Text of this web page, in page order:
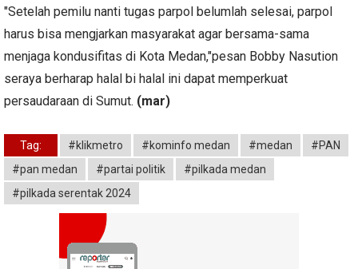
"Setelah pemilu nanti tugas parpol belumlah selesai, parpol
harus bisa mengjarkan masyarakat agar bersama-sama
menjaga kondusifitas di Kota Medan,"pesan Bobby Nasution
seraya berharap halal bi halal ini dapat memperkuat
persaudaraan di Sumut. (mar)
Tag: #klikmetro #kominfo medan #medan
#PAN
#pan medan
#partai politik
#pilkada medan
#pilkada serentak 2024